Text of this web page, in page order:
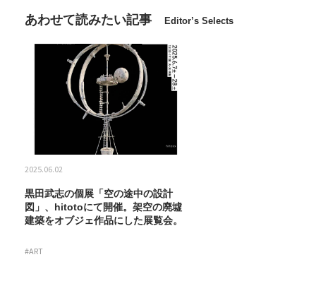
あわせて読みたい記事 Editor’s Selects
2025.06.02
黒田武志の個展「空の途中の設計
図」、hitotoにて開催。架空の廃墟
建築をオブジェ作品にした展覧会。
#ART